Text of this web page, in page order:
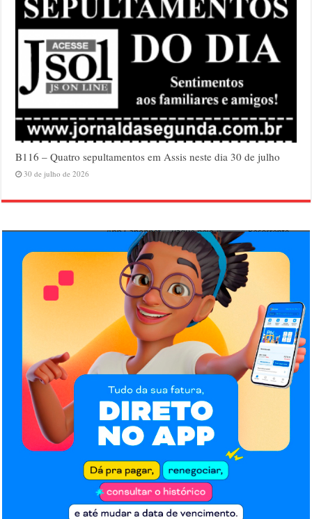
B116 – Quatro sepultamentos em Assis neste dia 30 de julho
30 de julho de 2026